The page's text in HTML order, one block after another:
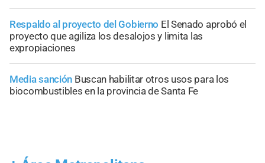
Respaldo al proyecto del Gobierno El Senado aprobó el
proyecto que agiliza los desalojos y limita las
expropiaciones
Media sanción Buscan habilitar otros usos para los
biocombustibles en la provincia de Santa Fe